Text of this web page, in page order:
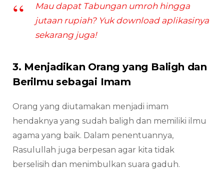
Mau dapat Tabungan umroh hingga
jutaan rupiah? Yuk download aplikasinya
sekarang juga!
3. Menjadikan Orang yang Baligh dan
Berilmu sebagai Imam
Orang yang diutamakan menjadi imam
hendaknya yang sudah baligh dan memiliki ilmu
agama yang baik. Dalam penentuannya,
Rasulullah juga berpesan agar kita tidak
berselisih dan menimbulkan suara gaduh.